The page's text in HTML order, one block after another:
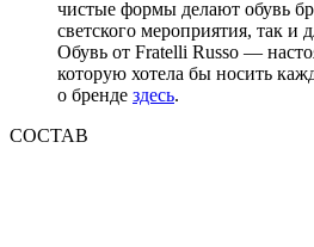
чистые формы делают обувь
светского мероприятия, так и
Обувь от Fratelli Russo —
которую хотела бы носить
о бренде здесь.
СОСТАВ